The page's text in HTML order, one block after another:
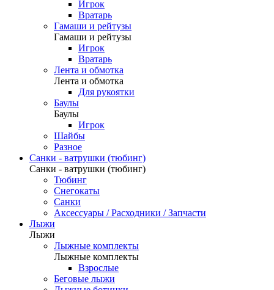
Игрок
Вратарь
Гамаши и рейтузы
Гамаши и рейтузы
Игрок
Вратарь
Лента и обмотка
Лента и обмотка
Для рукоятки
Баулы
Баулы
Игрок
Шайбы
Разное
Санки - ватрушки (тюбинг)
Санки - ватрушки (тюбинг)
Тюбинг
Снегокаты
Санки
Аксессуары / Расходники / Запчасти
Лыжи
Лыжи
Лыжные комплекты
Лыжные комплекты
Взрослые
Беговые лыжи